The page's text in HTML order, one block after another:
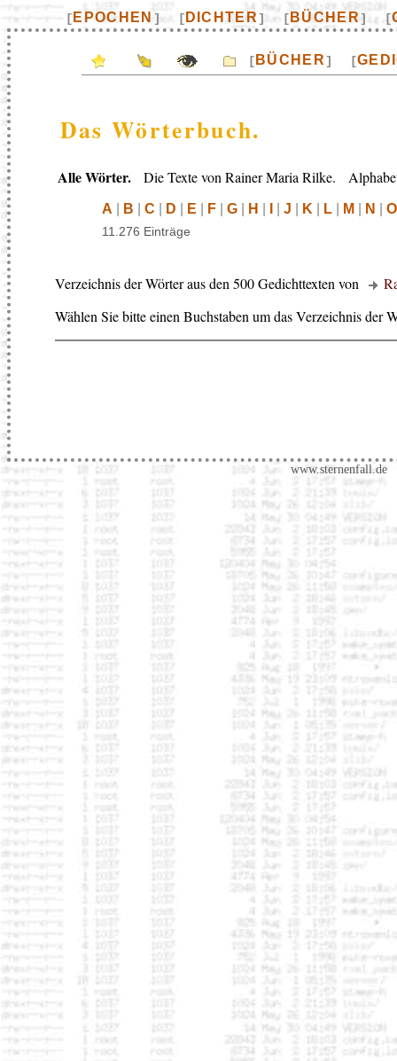
[ EPOCHEN ] [ DICHTER] [ BÜCHER] [
[ BÜCHER] [
Das Wörterbuch.
Alle Wörter. Die Texte von Rainer Maria Rilke.
A B C D E F G H J K L M N O
11.276 Einträge
Verzeichnis der Wörter aus den 500 Gedichttexten von
Wählen Sie bitte einen Buchstaben um das Verzeichnis der
www.sternenfall.de